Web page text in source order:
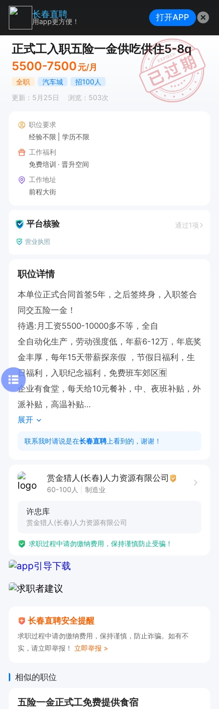
正式工入职五险一金供吃供住5-8q
5500-7500 元/月
全职 汽车城
招100人
更新：5月25日
浏览：503次
职位要求
经验不限
学历不限
工作福利
免费培训
晋升空间
工作地址
前程大街
平台核验 通过1项
营业执照
职位详情
本单位正式合同首签5年，之后签终身，入职签合
同交五险一金！
待遇:月工资5500-10000多不等，全自
全自动化生产，劳动强度低，年薪6-12万，年底奖
金丰厚，每年15天带薪探亲假 ，节假日福利，生
日福利，入职纪念福利，免费班车郊区🈶
企业有食堂，每天给10元餐补，中、夜班补贴，外
派补贴，高温补贴
公寓式住宿，独立卫浴，24h热水
入职有体检，当月报销（100元），试用期3-6个
展开
联系我时请说是在长春直聘 上看到的，谢谢！
赏金猎人(长春)人力资源有限公司
60-100人 制造业
许忠库
赏金猎人(长春)人力资源有限公司
求职过程中请勿缴纳费用，保持谨慎防止受骗！
长春直聘安全提醒
求职过程中请勿缴纳费用，保持谨慎，防止诈骗。如有不
实，请立即举报！ 立即举报 >
相似的职位
五险一金正式工免费提供食宿
长春直聘
用app更方便！ 打开APP